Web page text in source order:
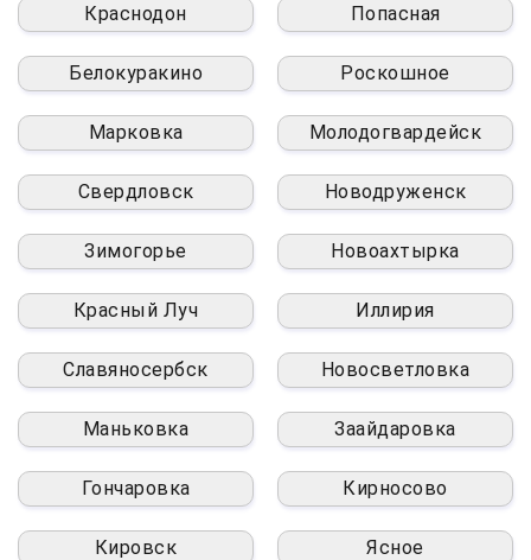
Краснодон Попасная
Белокуракино Роскошное
Марковка Молодогвардейск
Свердловск Новодруженск
Зимогорье Новоахтырка
Красный Луч Иллирия
Славяносербск Новосветловка
Маньковка Заайдаровка
Гончаровка Кирносово
Кировск Ясное